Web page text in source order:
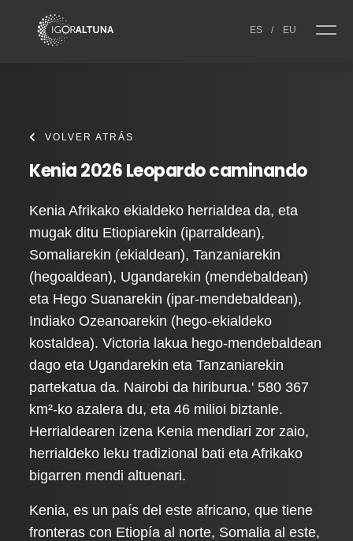
ES / EU
VOLVER ATRÁS
Kenia 2026 Leopardo caminando
Kenia Afrikako ekialdeko herrialdea da, eta
mugak ditu Etiopiarekin (iparraldean),
Somaliarekin (ekialdean), Tanzaniarekin
(hegoaldean), Ugandarekin (mendebaldean)
eta Hego Suanarekin (ipar-mendebaldean),
Indiako Ozeanoarekin (hego-ekialdeko
kostaldea). Victoria lakua hego-mendebaldean
dago eta Ugandarekin eta Tanzaniarekin
partekatua da. Nairobi da hiriburua.' 580 367
km²-ko azalera du, eta 46 milioi biztanle.
Herrialdearen izena Kenia mendiari zor zaio,
herrialdeko leku tradizional bati eta Afrikako
bigarren mendi altuenari.
Kenia, es un país del este africano, que tiene
fronteras con Etiopía al norte, Somalia al este,